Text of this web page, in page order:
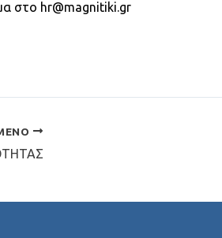
στο hr@magnitiki.gr